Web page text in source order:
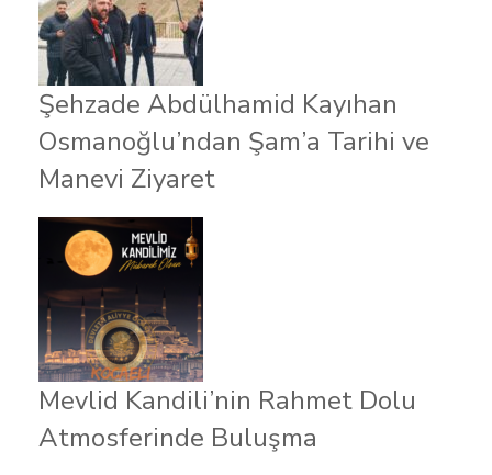
Şehzade Abdülhamid Kayıhan
Osmanoğlu’ndan Şam’a Tarihi ve
Manevi Ziyaret
Mevlid Kandili’nin Rahmet Dolu
Atmosferinde Buluşma